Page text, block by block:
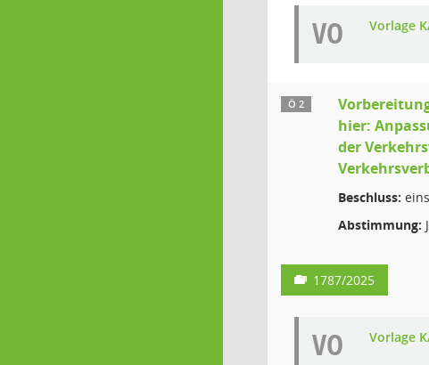
VO Vorlage
Ö 2
hier:
der
Beschluss:
Abstimmung:
1787/2025
VO Vorlage